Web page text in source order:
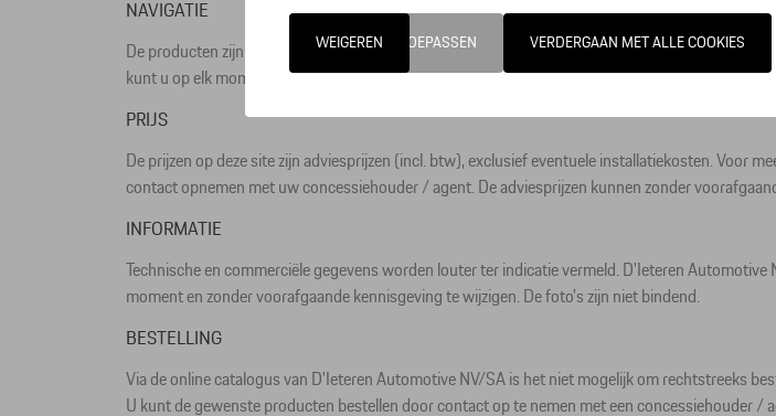
NAVIGATIE
De producten zijn ingedeeld in categorieën. U krijgt toegang tot de verschillende categorieën
kunt u op elk moment een zoekopdracht uitvoeren door uw eigen zoekcriteria in te geven en in de
PRIJS
De prijzen op deze site zijn adviesprijzen (incl. btw), exclusief eventuele installatiekosten. Voor
contact opnemen met uw concessiehouder / agent. De adviesprijzen kunnen zonder
INFORMATIE
Technische en commerciële gegevens worden louter ter indicatie vermeld. D'Ieteren
moment en zonder voorafgaande kennisgeving te wijzigen. De foto's zijn niet bindend.
BESTELLING
Via de online catalogus van D'Ieteren Automotive NV/SA is het niet mogelijk om rechtstreeks
U kunt de gewenste producten bestellen door contact op te nemen met een concessiehouder /